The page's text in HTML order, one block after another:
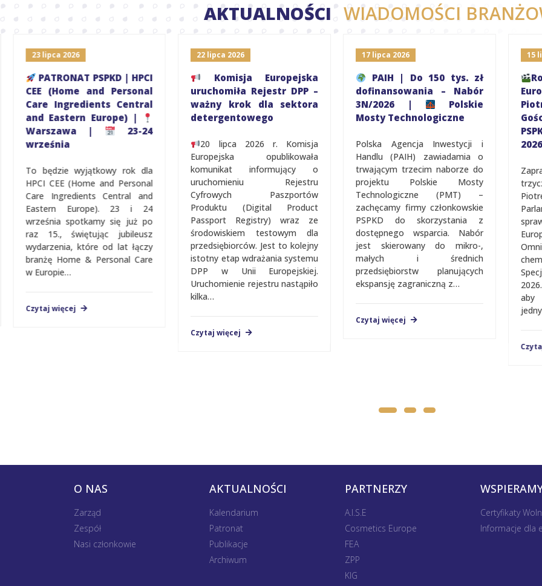
AKTUALNOŚCI WIADOMOŚCI
23 lipca 2026
PATRONAT PSPKD | HPCI
CEE (Home and Personal
Care Ingredients Central
and Eastern Europe) |
Warszawa |
23-24
września
To będzie wyjątkowy rok dla
HPCI CEE (Home and Personal
Care Ingredients Central and
Eastern Europe). 23 i 24
września spotkamy się już po
raz 15., świętując jubileusz
wydarzenia, które od lat łączy
branżę Home & Personal Care
w Europie…
Czytaj więcej
22 lipca 2026
Komisja Europejska
uruchomiła Rejestr DPP –
ważny krok dla sektora
detergentowego
20 lipca 2026 r. Komisja
Europejska opublikowała
komunikat informujący o
uruchomieniu Rejestru
Cyfrowych Paszportów
Produktu (Digital Product
Passport Registry) wraz ze
środowiskiem testowym dla
przedsiębiorców. Jest to kolejny
istotny etap wdrażania systemu
DPP w Unii Europejskiej.
Uruchomienie rejestru nastąpiło
kilka…
Czytaj więcej
17 lipca 2026
PAIH | Do 150 tys. zł
dofinansowania – Nabór
3N/2026 |
Polskie
Mosty Technologiczne
Polska Agencja Inwestycji i
Handlu (PAIH) zawiadamia o
trwającym trzecim naborze do
projektu Polskie Mosty
Technologiczne (PMT) –
zachęcamy firmy członkowskie
PSPKD do skorzystania z
dostępnego wsparcia. Nabór
jest skierowany do mikro-,
małych i średnich
przedsiębiorstw planujących
ekspansję zagraniczną z…
Czytaj więcej
15
2026
2026.
aby
jednym
Czytaj
O NAS
Zarząd
Zespół
Nasi członkowie
AKTUALNOŚCI
Kalendarium
Patronat
Publikacje
Archiwum
PARTNERZY
A.I.S.E
Cosmetics Europe
FEA
ZPP
KIG
Certyfikaty
Informacje dla